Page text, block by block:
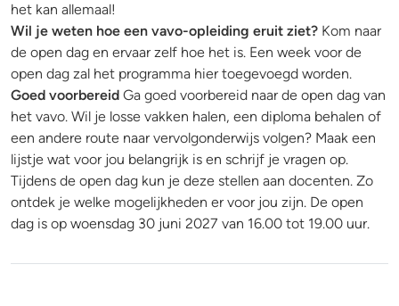
het kan allemaal!
Wil je weten hoe een vavo-opleiding eruit ziet? Kom naar
de open dag en ervaar zelf hoe het is. Een week voor de
open dag zal het programma hier toegevoegd worden.
Goed voorbereid Ga goed voorbereid naar de open dag van
het vavo. Wil je losse vakken halen, een diploma behalen of
een andere route naar vervolgonderwijs volgen? Maak een
lijstje wat voor jou belangrijk is en schrijf je vragen op.
Tijdens de open dag kun je deze stellen aan docenten. Zo
ontdek je welke mogelijkheden er voor jou zijn. De open
dag is op woensdag 30 juni 2027 van 16.00 tot 19.00 uur.